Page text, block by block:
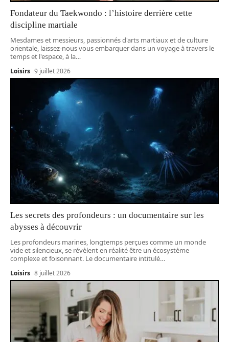
Fondateur du Taekwondo : l’histoire derrière cette
discipline martiale
Mesdames et messieurs, passionnés d'arts martiaux et de culture
orientale, laissez-nous vous embarquer dans un voyage à travers le
temps et l'espace, à la…
Loisirs 9 juillet 2026
Les secrets des profondeurs : un documentaire sur les
abysses à découvrir
Les profondeurs marines, longtemps perçues comme un monde
vide et silencieux, se révèlent en réalité être un écosystème
complexe et foisonnant. Le documentaire intitulé…
Loisirs 8 juillet 2026